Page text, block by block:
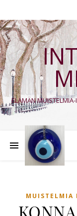
ELÄMÄN
MUISTELMIA